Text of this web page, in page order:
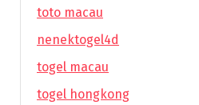
toto macau
nenektogel4d
togel macau
togel hongkong